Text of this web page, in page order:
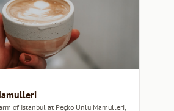
of Istanbul at Peçko Unlu Mamulleri,